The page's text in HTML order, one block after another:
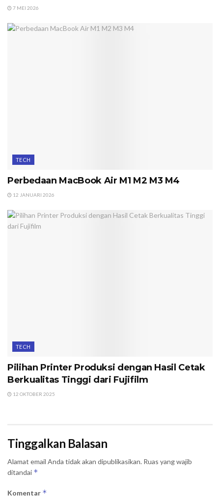
7 MEI 2026
TECH
Perbedaan MacBook Air M1 M2 M3 M4
12 JANUARI 2026
TECH
Pilihan Printer Produksi dengan Hasil Cetak
Berkualitas Tinggi dari Fujifilm
12 OKTOBER 2025
Tinggalkan Balasan
Alamat email Anda tidak akan dipublikasikan. Ruas yang wajib
ditandai *
Komentar *